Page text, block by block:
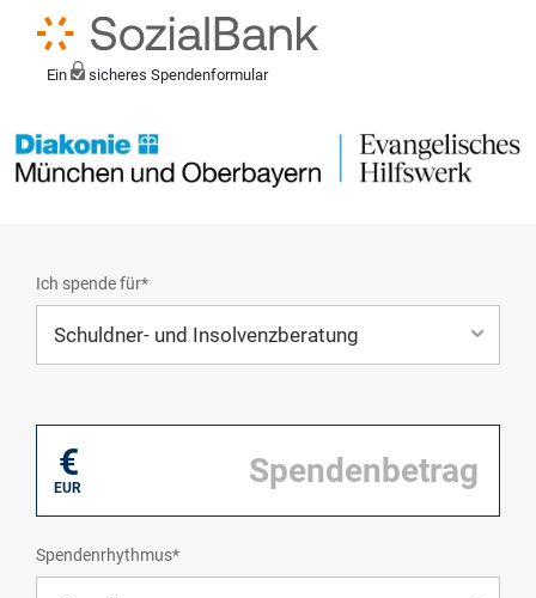
Ein sicheres Spendenformular
Ich spende für*
€
EUR
Spendenrhythmus*